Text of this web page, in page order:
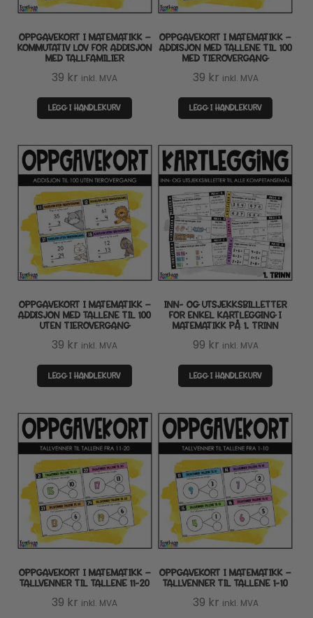
OPPGAVEKORT I MATEMATIKK –
KOMMUTATIV LOV FOR ADDISJON
MED TALLFAMILIER
39 kr inkl. MVA
LEGG I HANDLEKURV
OPPGAVEKORT I MATEMATIKK –
ADDISJON MED TALLENE TIL 100
MED TIEROVERGANG
39 kr inkl. MVA
LEGG I HANDLEKURV
OPPGAVEKORT I MATEMATIKK –
ADDISJON MED TALLENE TIL 100
UTEN TIEROVERGANG
39 kr inkl. MVA
LEGG I HANDLEKURV
INN- OG UTSJEKKSBILLETTER
FOR ENKEL KARTLEGGING I
MATEMATIKK PÅ 1. TRINN
99 kr inkl. MVA
LEGG I HANDLEKURV
OPPGAVEKORT I MATEMATIKK –
TALLVENNER TIL TALLENE 11-20
39 kr inkl. MVA
OPPGAVEKORT I MATEMATIKK –
TALLVENNER TIL TALLENE 1-10
39 kr inkl. MVA